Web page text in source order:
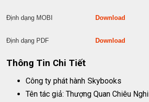
Định dạng MOBI Download
Định dạng PDF Download
Thông Tin Chi Tiết
Công ty phát hành Skybooks
Tên tác giả: Thượng Quan Chiêu Nghi